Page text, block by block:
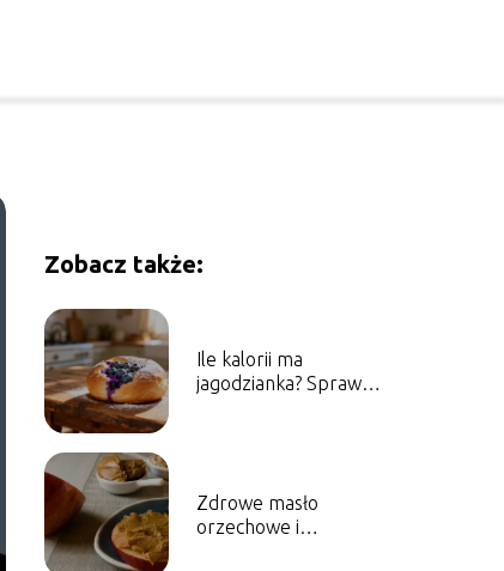
Zobacz także:
Ile kalorii ma
jagodzianka? Sprawdź
Zdrowe masło
orzechowe i